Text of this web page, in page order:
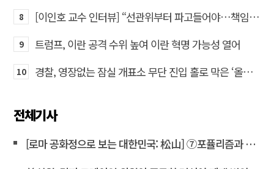
8 [이인호 교수 인터뷰] “선관위부터 파고들어야…책임자 직접 고발하라”
9 트럼프, 이란 공격 수위 높여 이란 혁명 가능성 열어
10 경찰, 영장없는 잠실 개표소 무단 진입 홀로 막은 ‘올다르크’ 불구속 송치
전체기사
[로마 공화정으로 보는 대한민국: 松山] ⑦포퓰리즘과 선동은 민주주의를 어떻게 무너뜨리는가